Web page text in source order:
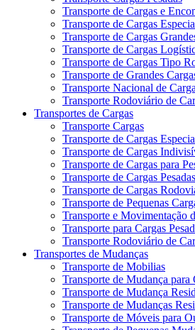
Transporte de Cargas e
Transporte de Cargas
Transporte de Cargas
Transporte de Cargas
Transporte de Cargas Tipo
Transporte de Grandes
Transporte Nacional de
Transporte Rodoviário de
Transportes de Cargas
Transporte Cargas
Transporte de Cargas
Transporte de Cargas
Transporte de Cargas para
Transporte de Cargas Pesadas
Transporte de Cargas
Transporte de Pequenas
Transporte e Movimentação
Transporte para Cargas
Transporte Rodoviário de
Transportes de Mudanças
Transporte de Mobilias
Transporte de Mudança para
Transporte de Mudança
Transporte de Mudanças
Transporte de Móveis para